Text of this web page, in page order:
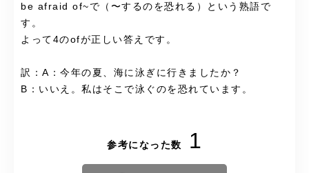
be afraid of~で（〜するのを恐れる）という熟語で
す。
よって4のofが正しい答えです。
訳：A：今年の夏、海に泳ぎに行きましたか？
B：いいえ。私はそこで泳ぐのを恐れています。
参考になった数 1